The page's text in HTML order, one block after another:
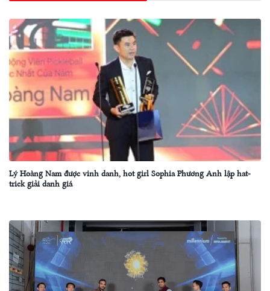
Lý Hoàng Nam được vinh danh, hot girl Sophia Phương Anh lập hat-
trick giải danh giá